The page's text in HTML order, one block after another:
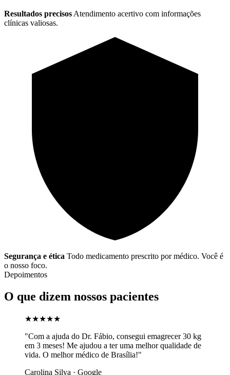
Resultados precisos Atendimento acertivo com informações
clínicas valiosas.
Segurança e ética Todo medicamento prescrito por médico. Você é
o nosso foco.
Depoimentos
O que dizem nossos pacientes
★★★★★
"Com a ajuda do Dr. Fábio, consegui emagrecer 30 kg
em 3 meses! Me ajudou a ter uma melhor qualidade de
vida. O melhor médico de Brasília!"
Carolina Silva · Google